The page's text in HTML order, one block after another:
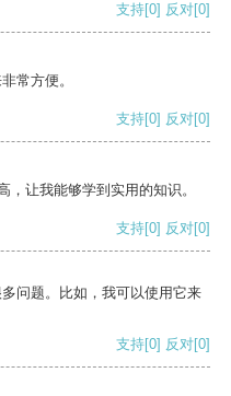
支持[0] 反对[0]
常方便。
支持[0] 反对[0]
让我能够学到实用的知识。
支持[0] 反对[0]
问题。比如，我可以使用它来
支持[0] 反对[0]